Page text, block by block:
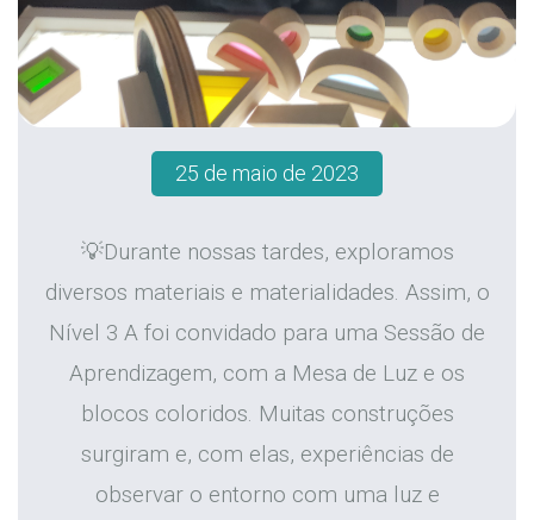
25 de maio de 2023
💡Durante nossas tardes, exploramos
diversos materiais e materialidades. Assim, o
Nível 3 A foi convidado para uma Sessão de
Aprendizagem, com a Mesa de Luz e os
blocos coloridos. Muitas construções
surgiram e, com elas, experiências de
observar o entorno com uma luz e